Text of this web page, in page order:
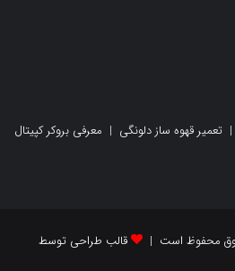
| تعمیر قهوه ساز دلونگی | معرفی بروکر کپیتال
قالب طراحی توسط